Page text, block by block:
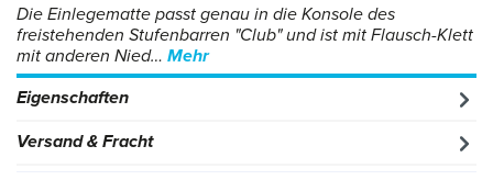
Die Einlegematte passt genau in die Konsole des
freistehenden Stufenbarren "Club" und ist mit Flausch-Klett
mit anderen Nied… Mehr
Eigenschaften
Versand & Fracht